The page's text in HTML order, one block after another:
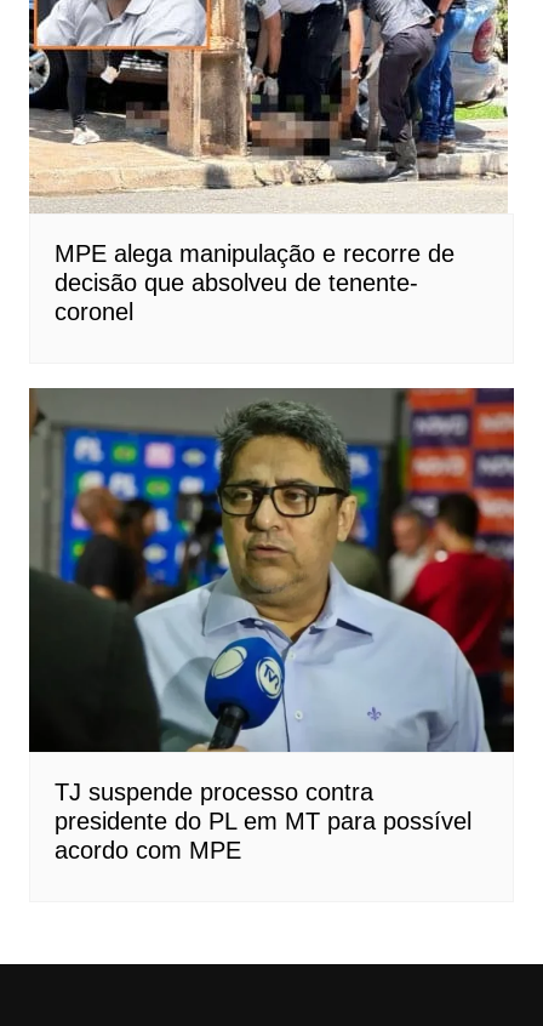
MPE alega manipulação e recorre de
decisão que absolveu de tenente-
coronel
TJ suspende processo contra
presidente do PL em MT para possível
acordo com MPE